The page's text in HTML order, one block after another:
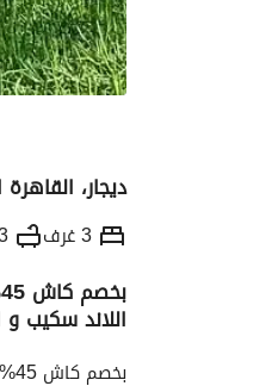
ديجار،
3 غرف 3
التفاصيل
اللاند سكيب